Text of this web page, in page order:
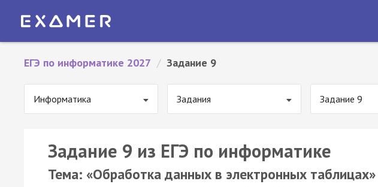
ЕГЭ по информатике 2027 / Задание 9
Информатика Задания Задание 9
Задание 9 из ЕГЭ по информатике
Тема: «Обработка данных в электронных таблицах»